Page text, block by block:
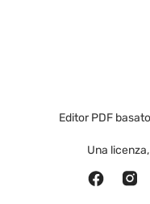
Editor PDF
Una